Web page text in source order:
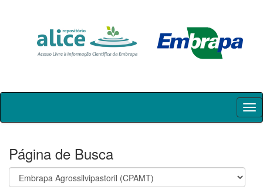
Skip
Página de Busca